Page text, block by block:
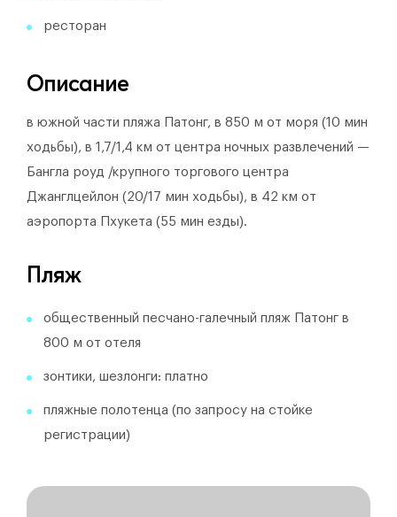
ресторан
Описание
в южной части пляжа Патонг, в 850 м от моря (10 мин
ходьбы), в 1,7/1,4 км от центра ночных развлечений —
Бангла роуд /крупного торгового центра
Джанглцейлон (20/17 мин ходьбы), в 42 км от
аэропорта Пхукета (55 мин езды).
Пляж
общественный песчано-галечный пляж Патонг в
800 м от отеля
зонтики, шезлонги: платно
пляжные полотенца (по запросу на стойке
регистрации)